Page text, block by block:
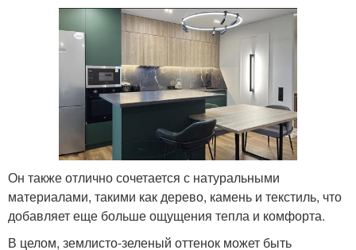
Он также отлично сочетается с натуральными
материалами, такими как дерево, камень и текстиль, что
добавляет еще больше ощущения тепла и комфорта.
В целом, землисто-зеленый оттенок может быть